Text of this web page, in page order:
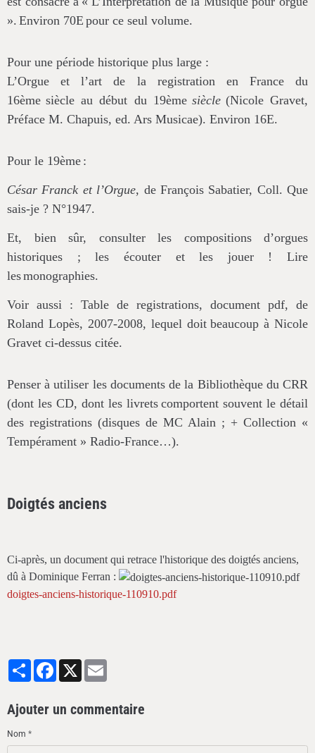
». Environ 70E pour ce seul volume.
Pour une période historique plus large :
L’Orgue et l’art de la registration en France du
16ème siècle au début du 19ème siècle (Nicole Gravet,
Préface M. Chapuis, ed. Ars Musicae). Environ 16E.
Pour le 19ème :
César Franck et l’Orgue, de François Sabatier, Coll. Que
sais-je ? N°1947.
Et, bien sûr, consulter les compositions d’orgues
historiques ; les écouter et les jouer ! Lire
lesmonographies.
Voir aussi : Table de registrations, document pdf, de
Roland Lopès, 2007-2008, lequel doit beaucoup à Nicole
Gravet ci-dessus citée.
Penser à utiliser les documents de la Bibliothèque du CRR
(dont les CD, dont les livrets comportent souvent le détail
des registrations (disques de MC Alain ; + Collection «
Tempérament » Radio-France…).
Doigtés anciens
Ci-après, un document qui retrace l'historique des doigtés anciens,
dû à Dominique Ferran :
doigtes-anciens-historique-110910.pdf
PartagerFacebook
Ajouter un commentaire
Nom